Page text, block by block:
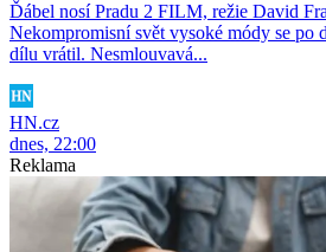
Ďábel nosí Pradu 2 FILM, režie David
Nekompromisní svět vysoké módy se po
dílu vrátil. Nesmlouvavá...
HN.cz
dnes, 22:00
Reklama